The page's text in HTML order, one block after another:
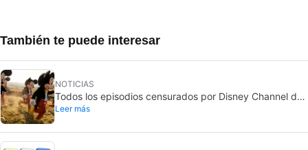
También te puede interesar
NOTICIAS
Todos los episodios censurados por Disney Channel de
sus series más queridas… con más o menos motivo
Leer más